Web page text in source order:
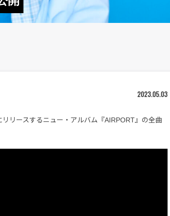
2023.05.03
リースするニュー・アルバム『AIRPORT』の全曲